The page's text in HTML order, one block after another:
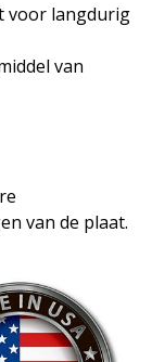
voor langdurig
van
van de plaat.